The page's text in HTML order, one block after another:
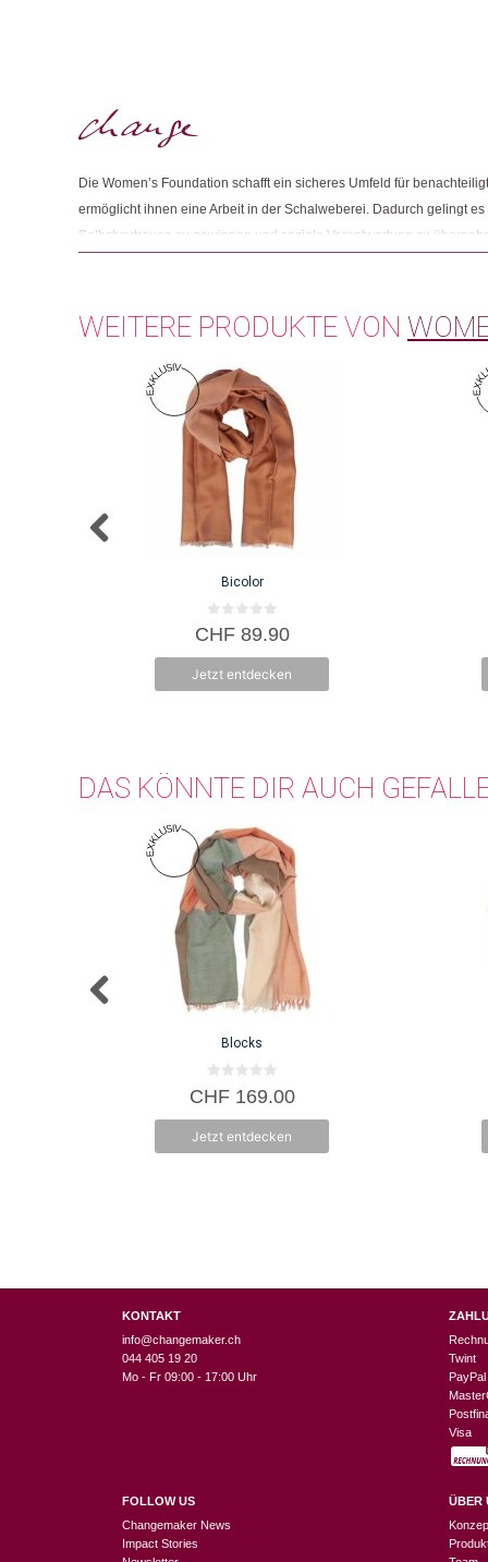
Die Women’s Foundation schafft ein sicheres Umfeld für
ermöglicht ihnen eine Arbeit in der Schalweberei. Dadurch gelingt
Selbstvertrauen zu gewinnen und soziale Verantwortung zu
WEITERE PRODUKTE VON
Bicolor
0
v
5
CHF89.90
Jetzt entdecken
DAS KÖNNTE DIR AUCH
Blocks
0
v
5
CHF169.00
Jetzt entdecken
KONTAKT
info@changemaker.ch
044 405 19 20
Mo - Fr 09:00 - 17:00 Uhr
FOLLOW US
Changemaker News
Impact Stories
Twint
PayPal
Visa
ÜBER